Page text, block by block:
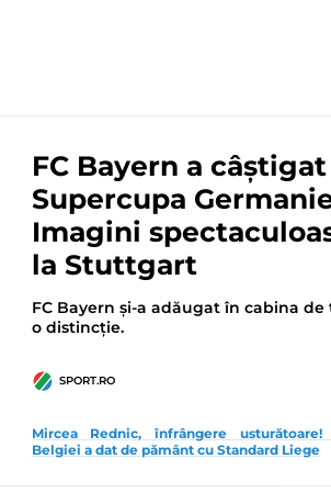
FC Bayern a câștigat
Supercupa
Imagini
la Stuttgart
FC Bayern și-a adăugat în cabina de
o distincție.
SPORT.RO
Mircea Rednic, înfrângere usturătoare!
Belgiei a dat de pământ cu Standard Liege